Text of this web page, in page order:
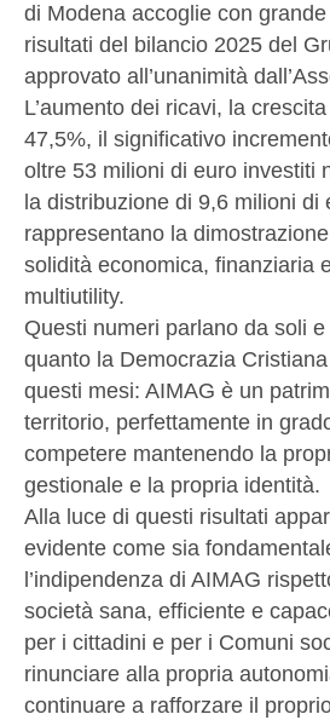
di Modena accoglie con
risultati del bilancio 2025 del
approvato all’unanimità
L’aumento dei ricavi, la
47,5%, il significativo
oltre 53 milioni di euro investiti
la distribuzione di 9,6 milioni di
rappresentano la
solidità economica, finanziaria
multiutility.
Questi numeri parlano da soli
quanto la Democrazia
questi mesi: AIMAG è un
territorio, perfettamente in
competere mantenendo la
gestionale e la propria identità.
Alla luce di questi risultati
evidente come sia
l’indipendenza di AIMAG
società sana, efficiente e
per i cittadini e per i Comuni
rinunciare alla propria
continuare a rafforzare il